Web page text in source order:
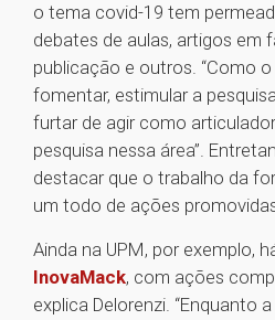
o tema covid-19 tem
debates de aulas, artigos em
publicação e outros. “Como o
fomentar, estimular a
furtar de agir como
pesquisa nessa área”.
destacar que o trabalho da
um todo de ações
Ainda na UPM, por exemplo,
InovaMack, com ações
explica Delorenzi. “Enquanto